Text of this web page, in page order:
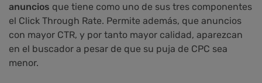
anuncios que tiene como uno de sus tres componentes
el Click Through Rate. Permite además, que anuncios
con mayor CTR, y por tanto mayor calidad, aparezcan
en el buscador a pesar de que su puja de CPC sea
menor.